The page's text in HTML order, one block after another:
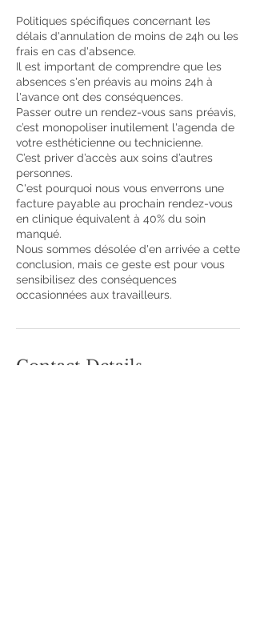
Politiques spécifiques concernant les
délais d'annulation de moins de 24h ou les
frais en cas d'absence.
Il est important de comprendre que les
absences s'en préavis au moins 24h à
l'avance ont des conséquences.
Passer outre un rendez-vous sans préavis,
c’est monopoliser inutilement l'agenda de
votre esthéticienne ou technicienne.
C’est priver d’accès aux soins d’autres
personnes.
C'est pourquoi nous vous enverrons une
facture payable au prochain rendez-vous
en clinique équivalent à 40% du soin
manqué.
Nous sommes désolée d'en arrivée a cette
conclusion, mais ce geste est pour vous
sensibilisez des conséquences
occasionnées aux travailleurs.
Contact Details